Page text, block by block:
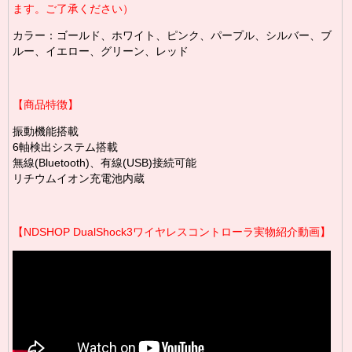
ます。ご了承ください）
カラー：ゴールド、ホワイト、ピンク、パープル、シルバー、ブ
ルー、イエロー、グリーン、レッド
【商品特徴】
振動機能搭載
6軸検出システム搭載
無線(Bluetooth)、有線(USB)接続可能
リチウムイオン充電池内蔵
【NDSHOP DualShock3ワイヤレスコントローラ実物紹介動画】